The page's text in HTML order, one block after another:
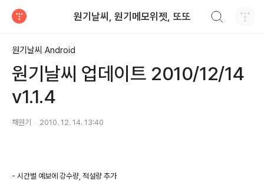
원기날씨, 원기메모위젯, 또또
원기날씨 Android
원기날씨 업데이트 2010/12/14
v1.1.4
채원기 2010. 12. 14. 13:40
- 시간별 예보에 강수량, 적설량 추가